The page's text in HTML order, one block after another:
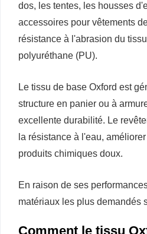
dos, les tentes, les housses
accessoires pour vêtements
résistance à l'abrasion du
polyuréthane (PU).
Le tissu de base Oxford est
structure en panier ou à
excellente durabilité. Le
la résistance à l'eau,
produits chimiques doux.
En raison de ses
matériaux les plus demandés
Comment le tissu